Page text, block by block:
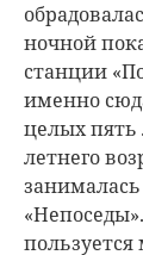
ночной
станции
именно
целых пять
летнего
пользуется